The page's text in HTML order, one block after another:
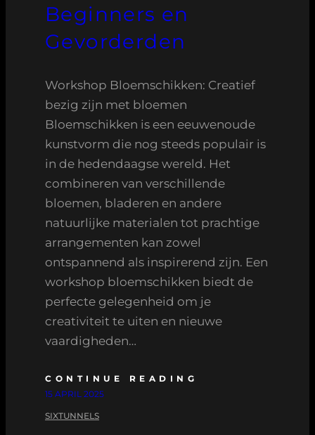
Beginners en
Gevorderden
Workshop Bloemschikken: Creatief
bezig zijn met bloemen
Bloemschikken is een eeuwenoude
kunstvorm die nog steeds populair is
in de hedendaagse wereld. Het
combineren van verschillende
bloemen, bladeren en andere
natuurlijke materialen tot prachtige
arrangementen kan zowel
ontspannend als inspirerend zijn. Een
workshop bloemschikken biedt de
perfecte gelegenheid om je
creativiteit te uiten en nieuwe
vaardigheden…
CONTINUE READING
15 APRIL 2025
SIXTUNNELS